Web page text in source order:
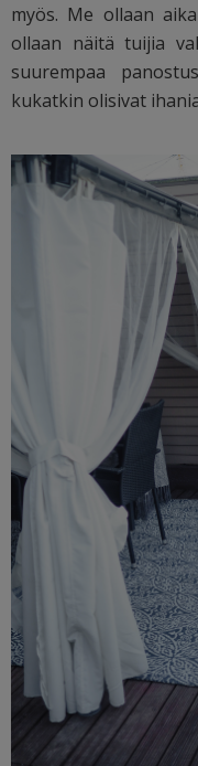
myös. Me ollaan
ollaan näitä tuijia
suurempaa
kukatkin olisivat